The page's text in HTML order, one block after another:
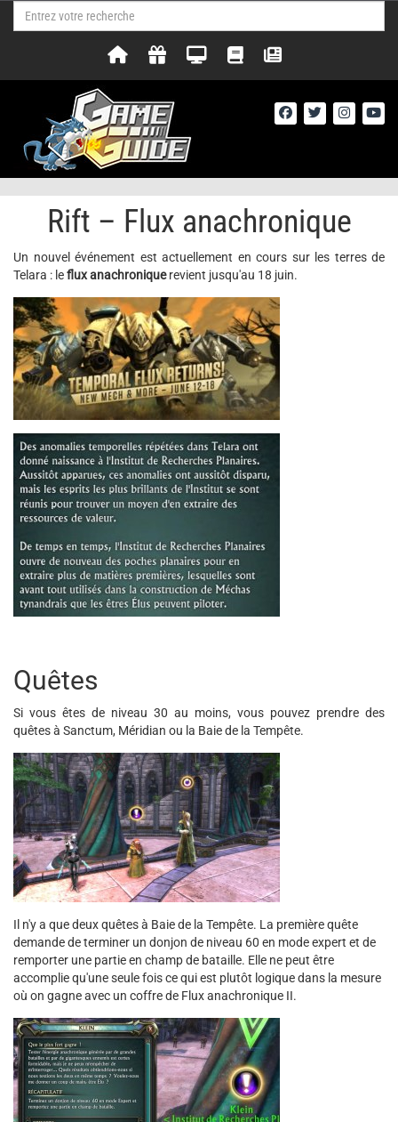
Rift – Flux anachronique
Un nouvel événement est actuellement en cours sur les terres de
Telara : leflux anachroniquerevient jusqu'au 18 juin.
Quêtes
Si vous êtes de niveau 30 au moins, vous pouvez prendre des
quêtes à Sanctum, Méridian ou la Baie de la Tempête.
Il n'y a que deux quêtes à Baie de la Tempête. La première quête
demande de terminer un donjon de niveau 60 en mode expert et de
remporter une partie en champ de bataille. Elle ne peut être
accomplie qu'une seule fois ce qui est plutôt logique dans la mesure
où on gagne avec un coffre de Flux anachronique II.